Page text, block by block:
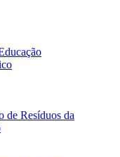
de Resíduos da